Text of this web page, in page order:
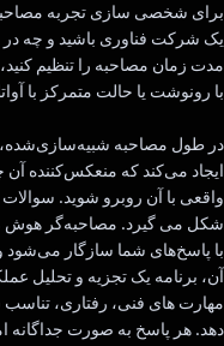
برای شخصی سازی تجربه
یک شرکت فناوری باشید و چه در
مدت زمان مصاحبه را تنظیم
با رونوشت یا حالت متمرکز با
ایجاد می‌کند که منعکس‌کننده
واقعی با آن روبرو شوید.
شکل می گیرد. مصاحبه‌گر هوش
با پاسخ‌های شما سازگار می‌شود
آن، برنامه یک تجزیه و تحلیل
مهارت های فنی، رفتاری، تناسب
دهد. هر پاسخ به صورت جداگانه